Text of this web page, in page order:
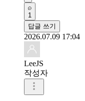
1
답글 쓰기
2026.07.09 17:04
LeeJS
작성자